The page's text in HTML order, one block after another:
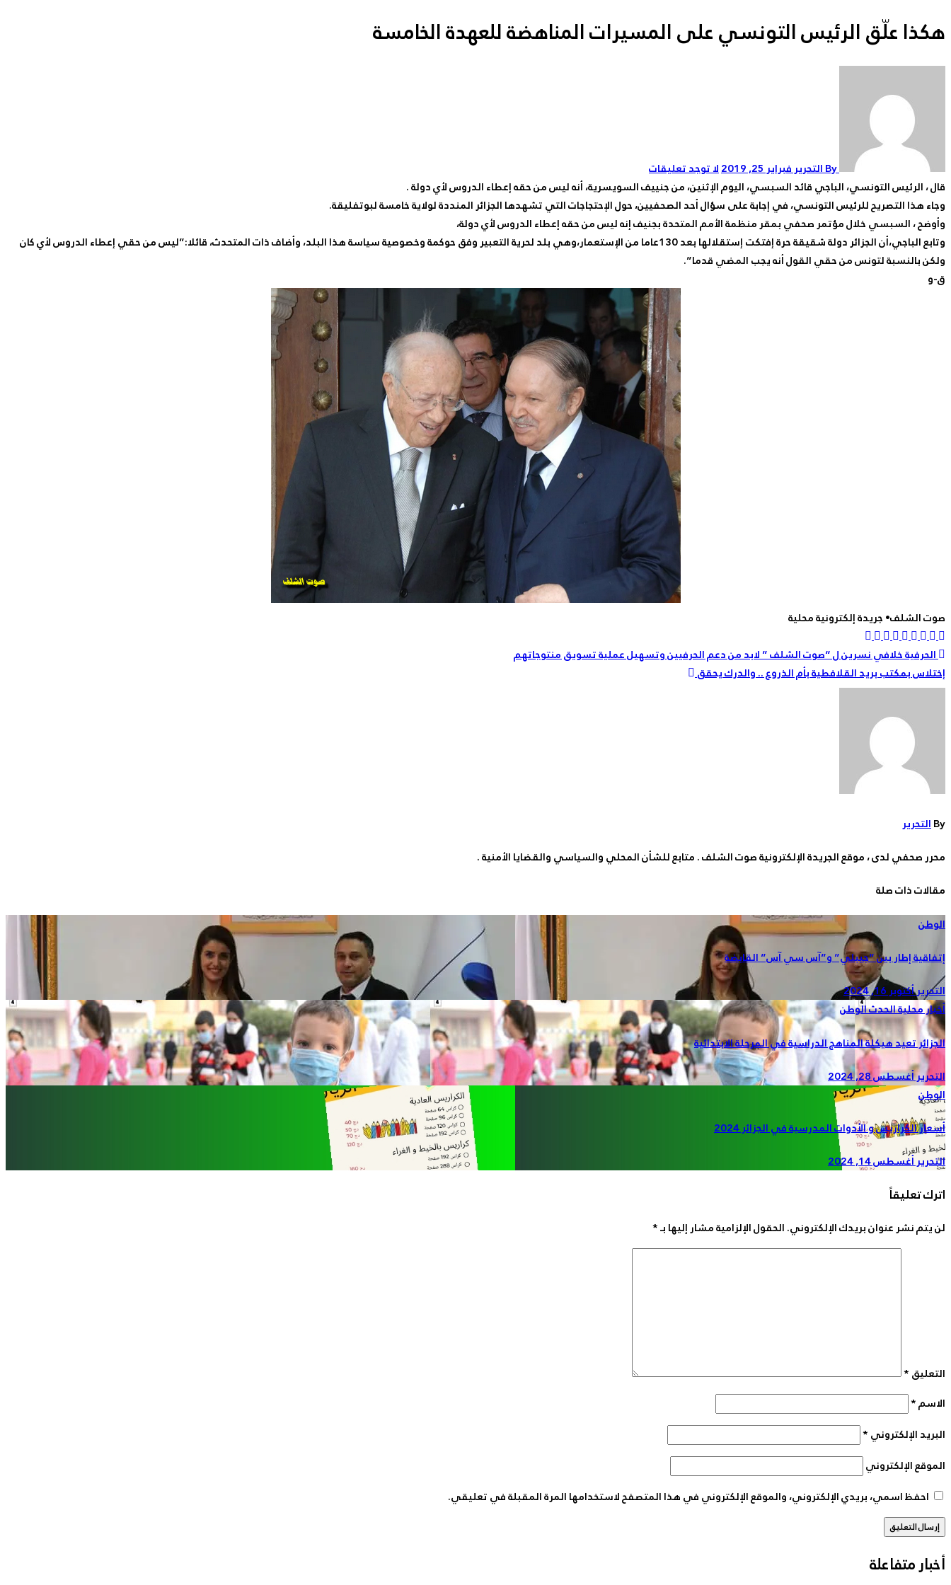
هكذا علّق الرئيس التونسي على المسيرات المناهضة للعهدة الخامسة
By التحرير فبراير 25, 2019
لا توجد تعليقات
قال ، الرئيس التونسي، الباجي قائد السبسي، اليوم الإثنين، من جنييف السويسرية، أنه ليس من حقه إعطاء الدروس لأي دولة .
وجاء هذا التصريح للرئيس التونسي، في إجابة على سؤال أحد الصحفيين، حول الإحتجاجات التي تشهدها الجزائر المنددة لولاية خامسة لبوتفليقة.
وأوضح ، السبسي خلال مؤتمر صحفي بمقر منظمة الأمم المتحدة بجنيف إنه ليس من حقه إعطاء الدروس لأي دولة،
وتابع الباجي،أن الجزائر دولة شقيقة حرة إفتكت إستقلالها بعد 130عاما من الإستعمار،وهي بلد لحرية التعبير وفق حوكمة وخصوصية سياسة هذا البلد، وأضاف ذات المتحدث، قائلا:”ليس من حقي إعطاء الدروس لأي كان
ولكن بالنسبة لتونس من حقي القول أنه يجب المضي قدما”.
ق-و
صوت الشلف• جريدة إلكترونية محلية
تصفّح
المقالات
الحرفية خلافي نسرين ل “صوت الشلف ” لابد من دعم الحرفيين وتسهيل عملية تسويق منتوجاتهم
إختلاس بمكتب بريد القلافطية بأم الذروع .. والدرك يحقق
Byالتحرير
محرر صحفي لدى ، موقع الجريدة الإلكترونية صوت الشلف . متابع للشأن المحلي والسياسي والقضايا الأمنية .
مقالات ذات صلة
الوطن
إتفاقية إطار بين “جيبلي” و”آس سي آس” القابضة
التحريرأكتوبر 16, 2024
أخبار محليةالحدثالوطن
الجزائر تعيد هيكلة المناهج الدراسية في المرحلة الابتدائية
التحريرأغسطس 28, 2024
الوطن
أسعار الكراريس و الأدوات المدرسية في الجزائر 2024
التحريرأغسطس 14, 2024
اترك تعليقاً
لن يتم نشر عنوان بريدك الإلكتروني.الحقول الإلزامية مشار إليها بـ*
التعليق*
الاسم*
البريد الإلكتروني*
الموقع الإلكتروني
احفظ اسمي، بريدي الإلكتروني، والموقع الإلكتروني في هذا المتصفح لاستخدامها المرة المقبلة في تعليقي.
أخبار متفاعلة